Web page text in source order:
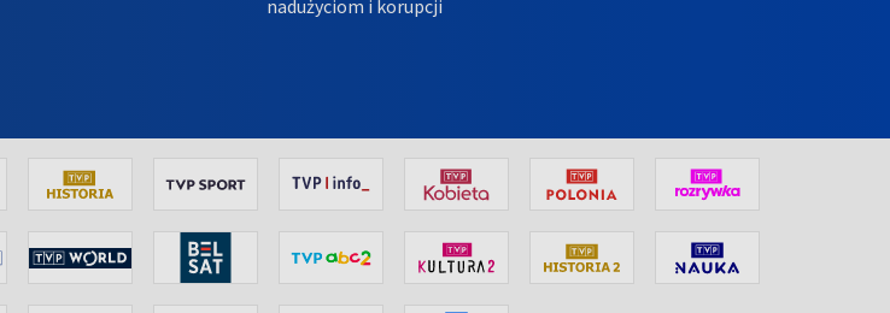
nadużyciom i korupcji